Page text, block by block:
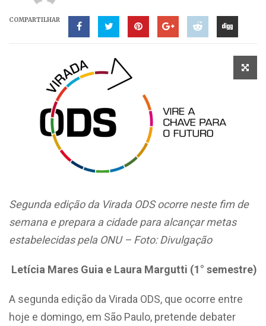
COMPARTILHAR
Segunda edição da Virada ODS ocorre neste fim de
semana e prepara a cidade para alcançar metas
estabelecidas pela ONU – Foto: Divulgação
Letícia Mares Guia e Laura Margutti (1° semestre)
A segunda edição da Virada ODS, que ocorre entre
hoje e domingo, em São Paulo, pretende debater